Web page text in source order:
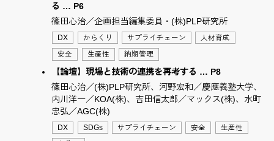
る … P6
篠田心治／企画担当編集委員・(株)PLP研究所
DX からくり サプライチェーン 人材育成
安全 生産性 納期管理
【論壇】現場と技術の連携を再考する … P8
篠田心治／(株)PLP研究所、河野宏和／慶應義塾大学、
内川洋一／KOA(株)、吉田信太郎／マックス(株)、水町
忠弘／AGC(株)
DX SDGs サプライチェーン 安全 生産性